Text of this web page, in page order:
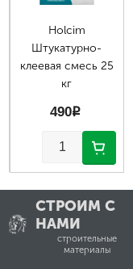
Holcim
Штукатурно-
клеевая смесь 25
кг
490p
СТРОИМ С
НАМИ
строительные
материалы